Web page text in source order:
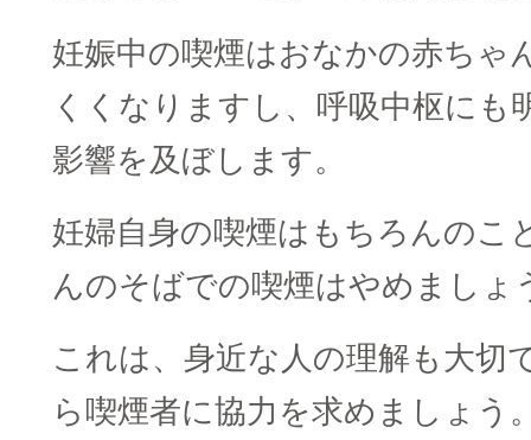
妊娠中の喫煙はおなかの赤ちゃ
くくなりますし、呼吸中枢にも
影響を及ぼします。
妊婦自身の喫煙はもちろんのこ
んのそばでの喫煙はやめましょ
これは、身近な人の理解も大切
ら喫煙者に協力を求めましょう